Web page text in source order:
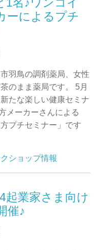
ーによるプチ
羽鳥の調剤薬局、女性
のまま薬局です。 5月
たな楽しい健康セミナ
メーカーさんによる
プチセミナー」です
ショップ情報
起業家さま向け
催♪